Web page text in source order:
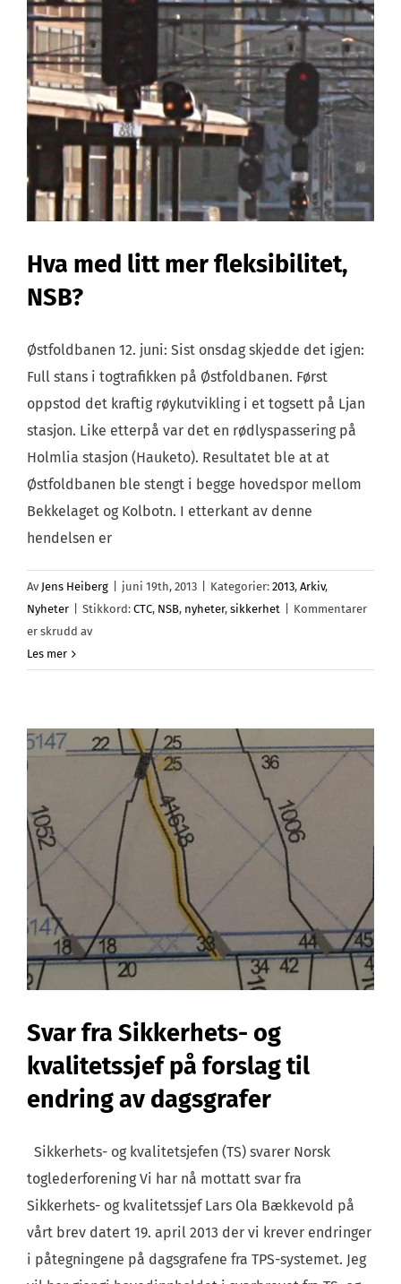
Hva med litt mer fleksibilitet,
NSB?
Østfoldbanen 12. juni: Sist onsdag skjedde det igjen:
Full stans i togtrafikken på Østfoldbanen. Først
oppstod det kraftig røykutvikling i et togsett på Ljan
stasjon. Like etterpå var det en rødlyspassering på
Holmlia stasjon (Hauketo). Resultatet ble at at
Østfoldbanen ble stengt i begge hovedspor mellom
Bekkelaget og Kolbotn. I etterkant av denne
hendelsen er
Av Jens Heiberg juni 19th, 2013 Kategorier: 2013, Arkiv,
Nyheter
Stikkord: CTC, NSB, nyheter, sikkerhet
Kommentarer
er skrudd avfor
fleksibilitet,
Les mer
Svar fra Sikkerhets- og
kvalitetssjef på forslag til
endring av dagsgrafer
Sikkerhets- og kvalitetsjefen (TS) svarer Norsk
toglederforening Vi har nå mottatt svar fra
Sikkerhets- og kvalitetssjef Lars Ola Bækkevold på
vårt brev datert 19. april 2013 der vi krever endringer
i påtegningene på dagsgrafene fra TPS-systemet. Jeg